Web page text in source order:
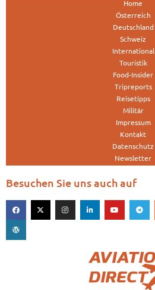
Home
Österreich
Deutschland
Schweiz
International
Touristik
Food-Insider
Tripreports
Reisetipps
Militär
Impressum
Kontakt
Datenschutz
Newsletter
Besuchen Sie uns auch auf